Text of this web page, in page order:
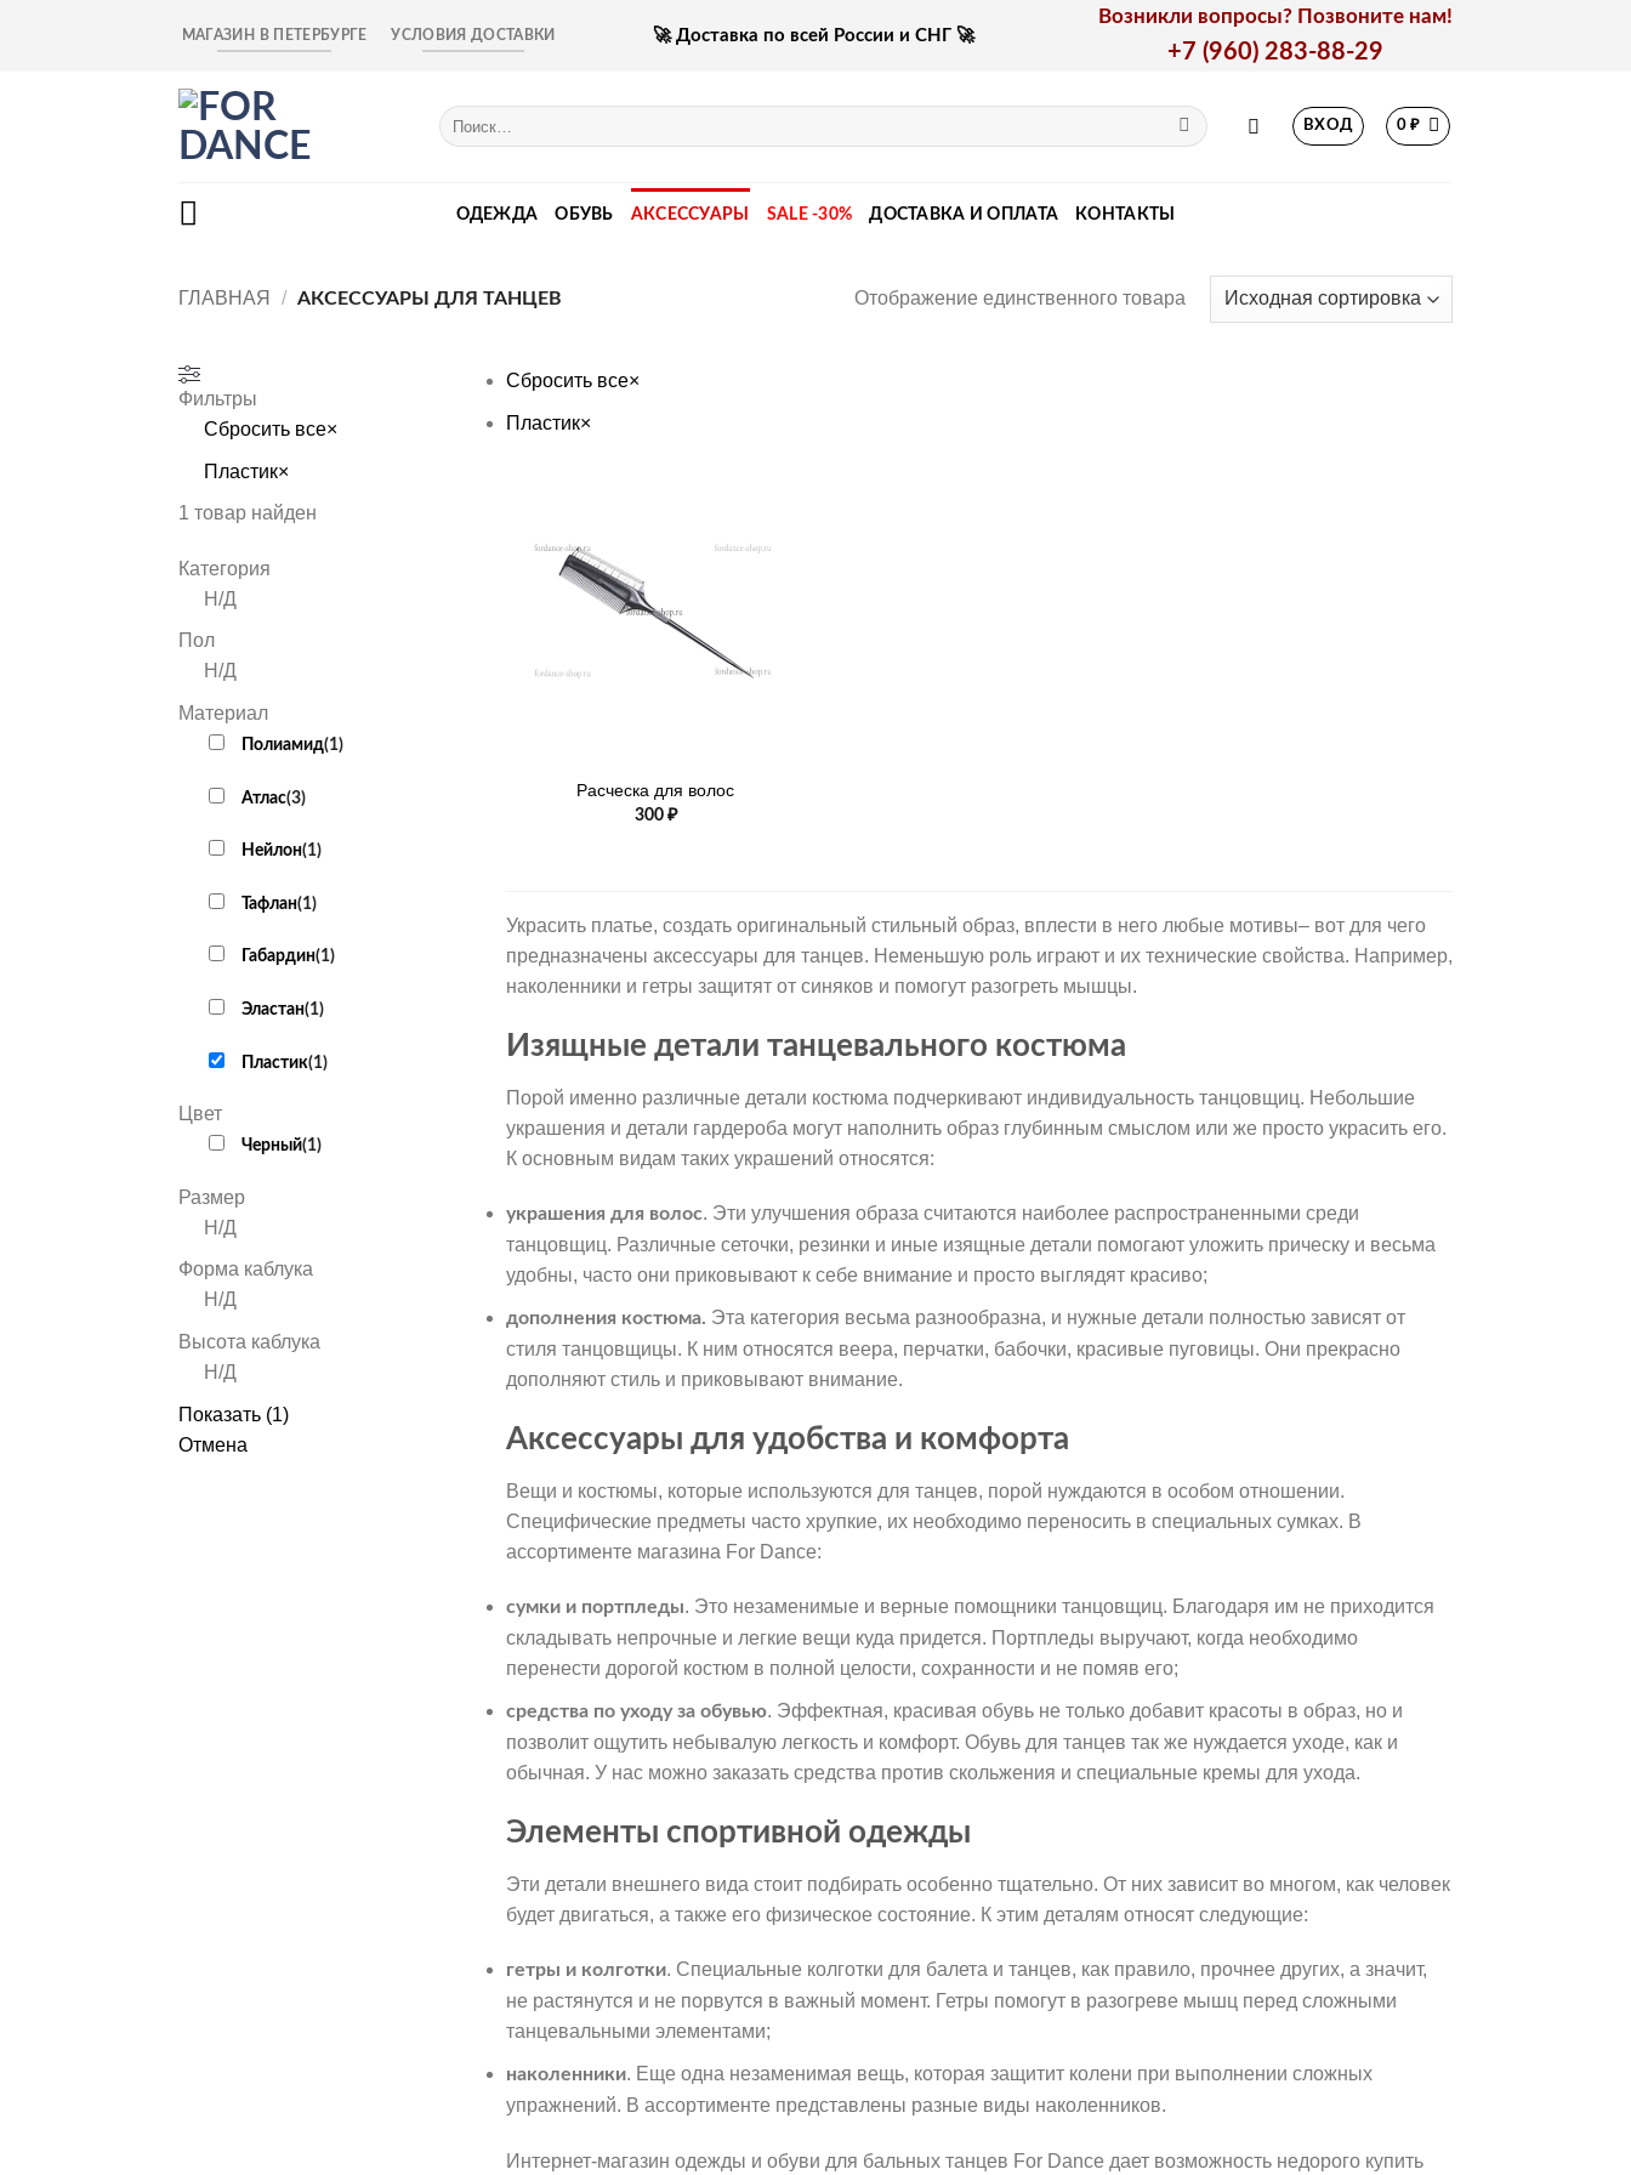
МАГАЗИН В ПЕТЕРБУРГЕ УСЛОВИЯ ДОСТАВКИ 🚀 Доставка по всей России и СНГ 🚀
Возникли вопросы? Позвоните нам!
+7 (960) 283-88-29
Искать:
ВХОД 0₽
ОДЕЖДА ОБУВЬ АКСЕССУАРЫ SALE -30% ДОСТАВКА И ОПЛАТА КОНТАКТЫ
ГЛАВНАЯ / АКСЕССУАРЫ ДЛЯ ТАНЦЕВ Отображение единственного товара
Фильтры
Сбросить все×
Пластик×
1 товар найден
Категория
Н/Д
Пол
Н/Д
Материал
Полиамид(1)
Атлас(3)
Нейлон(1)
Тафлан(1)
Габардин(1)
Эластан(1)
Пластик(1)
Цвет
Черный(1)
Размер
Н/Д
Форма каблука
Н/Д
Высота каблука
Н/Д
Показать (1)
Отмена
Сбросить все×
Пластик×
Расческа для волос
300 ₽
Украсить платье, создать оригинальный стильный образ, вплести в него любые мотивы– вот для чего
предназначены аксессуары для танцев. Неменьшую роль играют и их технические свойства. Например,
наколенники и гетры защитят от синяков и помогут разогреть мышцы.
Изящные детали танцевального костюма
Порой именно различные детали костюма подчеркивают индивидуальность танцовщиц. Небольшие
украшения и детали гардероба могут наполнить образ глубинным смыслом или же просто украсить его.
К основным видам таких украшений относятся:
украшения для волос. Эти улучшения образа считаются наиболее распространенными среди
танцовщиц. Различные сеточки, резинки и иные изящные детали помогают уложить прическу и весьма
удобны, часто они приковывают к себе внимание и просто выглядят красиво;
дополнения костюма. Эта категория весьма разнообразна, и нужные детали полностью зависят от
стиля танцовщицы. К ним относятся веера, перчатки, бабочки, красивые пуговицы. Они прекрасно
дополняют стиль и приковывают внимание.
Аксессуары для удобства и комфорта
Вещи и костюмы, которые используются для танцев, порой нуждаются в особом отношении.
Специфические предметы часто хрупкие, их необходимо переносить в специальных сумках. В
ассортименте магазина For Dance:
сумки и портпледы. Это незаменимые и верные помощники танцовщиц. Благодаря им не приходится
складывать непрочные и легкие вещи куда придется. Портпледы выручают, когда необходимо
перенести дорогой костюм в полной целости, сохранности и не помяв его;
средства по уходу за обувью. Эффектная, красивая обувь не только добавит красоты в образ, но и
позволит ощутить небывалую легкость и комфорт. Обувь для танцев так же нуждается уходе, как и
обычная. У нас можно заказать средства против скольжения и специальные кремы для ухода.
Элементы спортивной одежды
Эти детали внешнего вида стоит подбирать особенно тщательно. От них зависит во многом, как человек
будет двигаться, а также его физическое состояние. К этим деталям относят следующие:
гетры и колготки. Специальные колготки для балета и танцев, как правило, прочнее других, а значит,
не растянутся и не порвутся в важный момент. Гетры помогут в разогреве мышц перед сложными
танцевальными элементами;
наколенники. Еще одна незаменимая вещь, которая защитит колени при выполнении сложных
упражнений. В ассортименте представлены разные виды наколенников.
Интернет-магазин одежды и обуви для бальных танцев For Dance дает возможность недорого купить